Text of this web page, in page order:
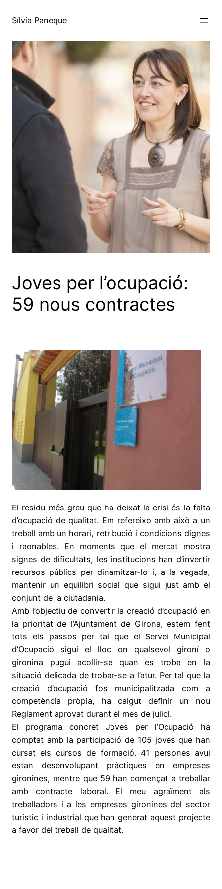
Sílvia Paneque
Joves per l’ocupació:
59 nous contractes
El residu més greu que ha deixat la crisi és la falta
d’ocupació de qualitat. Em refereixo amb això a un
treball amb un horari, retribució i condicions dignes
i raonables. En moments que el mercat mostra
signes de dificultats, les institucions han d’invertir
recursos públics per dinamitzar-lo i, a la vegada,
mantenir un equilibri social que sigui just amb el
conjunt de la ciutadania.
Amb l’objectiu de convertir la creació d’ocupació en
la prioritat de l’Ajuntament de Girona, estem fent
tots els passos per tal que el Servei Municipal
d’Ocupació sigui el lloc on qualsevol gironí o
gironina pugui acollir-se quan es troba en la
situació delicada de trobar-se a l’atur. Per tal que la
creació d’ocupació fos municipalitzada com a
competència pròpia, ha calgut definir un nou
Reglament aprovat durant el mes de juliol.
El programa concret Joves per l’Ocupació ha
comptat amb la participació de 105 joves que han
cursat els cursos de formació. 41 persones avui
estan desenvolupant pràctiques en empreses
gironines, mentre que 59 han començat a treballar
amb contracte laboral. El meu agraïment als
treballadors i a les empreses gironines del sector
turístic i industrial que han generat aquest projecte
a favor del treball de qualitat.